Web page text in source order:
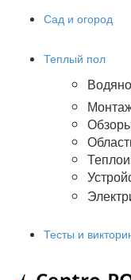
Сад и огород
Теплый пол
Тесты и